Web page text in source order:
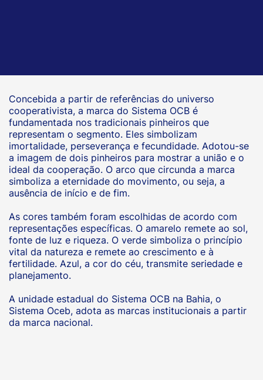
Concebida a partir de referências do universo
cooperativista, a marca do Sistema OCB é
fundamentada nos tradicionais pinheiros que
representam o segmento. Eles simbolizam
imortalidade, perseverança e fecundidade. Adotou-se
a imagem de dois pinheiros para mostrar a união e o
ideal da cooperação. O arco que circunda a marca
simboliza a eternidade do movimento, ou seja, a
ausência de início e de fim.
As cores também foram escolhidas de acordo com
representações específicas. O amarelo remete ao sol,
fonte de luz e riqueza. O verde simboliza o princípio
vital da natureza e remete ao crescimento e à
fertilidade. Azul, a cor do céu, transmite seriedade e
planejamento.
A unidade estadual do Sistema OCB na Bahia, o
Sistema Oceb, adota as marcas institucionais a partir
da marca nacional.